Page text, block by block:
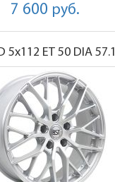
7 600 руб.
5x112 ET 50 DIA 57.1